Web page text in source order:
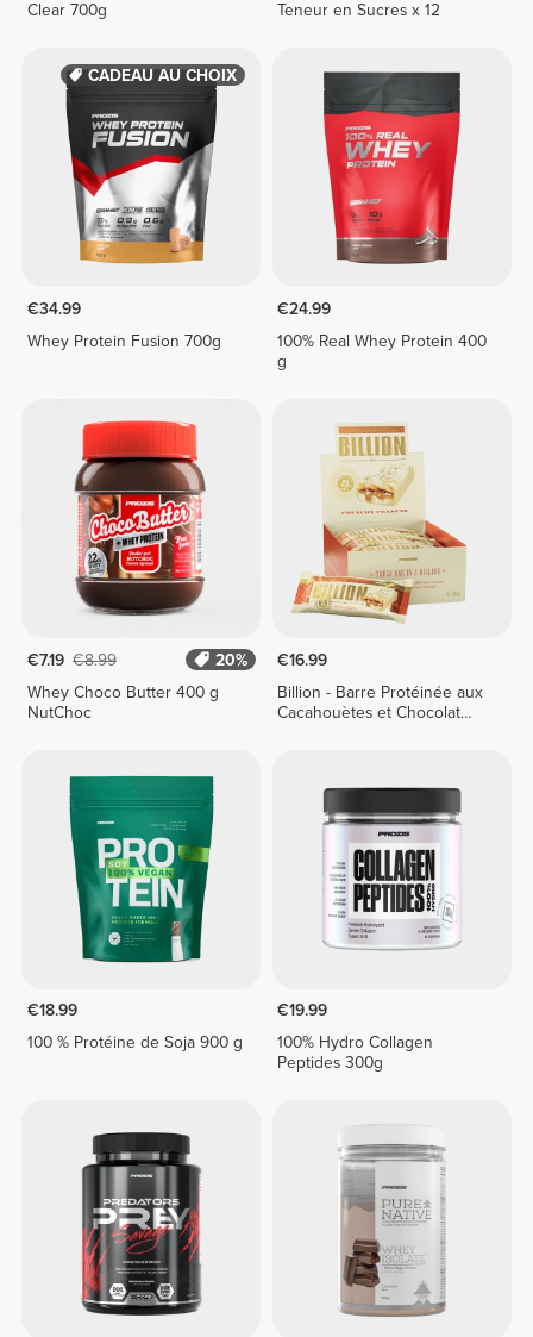
Clear 700g
Teneur en Sucres x 12
CADEAU AU CHOIX
€34.99
Whey Protein Fusion 700g
€24.99
100% Real Whey Protein 400
g
€7.19 €8.99
20%
Whey Choco Butter 400 g
NutChoc
€16.99
Billion - Barre Protéinée aux
Cacahouètes et Chocolat
€18.99
100 % Protéine de Soja 900 g
€19.99
100% Hydro Collagen
Peptides 300g